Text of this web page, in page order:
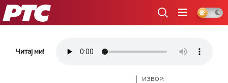
РТС
Читај ми!
ИЗВОР: